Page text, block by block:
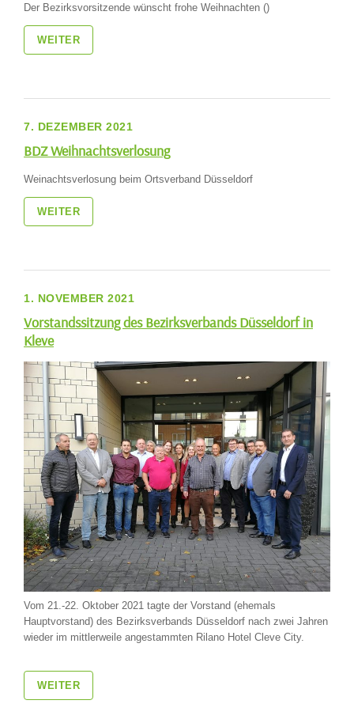
Der Bezirksvorsitzende wünscht frohe Weihnachten ()
WEITER
7. DEZEMBER 2021
BDZ Weihnachtsverlosung
Weinachtsverlosung beim Ortsverband Düsseldorf
WEITER
1. NOVEMBER 2021
Vorstandssitzung des Bezirksverbands Düsseldorf in
Kleve
Vom 21.-22. Oktober 2021 tagte der Vorstand (ehemals
Hauptvorstand) des Bezirksverbands Düsseldorf nach zwei Jahren
wieder im mittlerweile angestammten Rilano Hotel Cleve City.
WEITER